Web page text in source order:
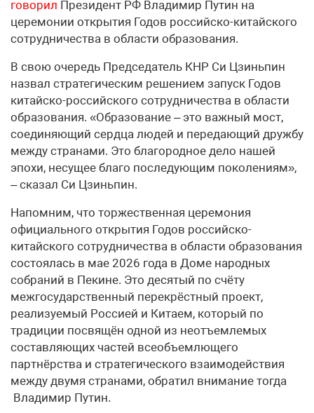
говорил Президент РФ Владимир Путин на
церемонии открытия Годов российско-китайского
сотрудничества в области образования.
В свою очередь Председатель КНР Си Цзиньпин
назвал стратегическим решением запуск Годов
китайско-российского сотрудничества в области
образования. «Образование – это важный мост,
соединяющий сердца людей и передающий дружбу
между странами. Это благородное дело нашей
эпохи, несущее благо последующим поколениям»,
– сказал Си Цзиньпин.
Напомним, что торжественная церемония
официального открытия Годов российско-
китайского сотрудничества в области образования
состоялась в мае 2026 года в Доме народных
собраний в Пекине. Это десятый по счёту
межгосударственный перекрёстный проект,
реализуемый Россией и Китаем, который по
традиции посвящён одной из неотъемлемых
составляющих частей всеобъемлющего
партнёрства и стратегического взаимодействия
между двумя странами, обратил внимание тогда
Владимир Путин.